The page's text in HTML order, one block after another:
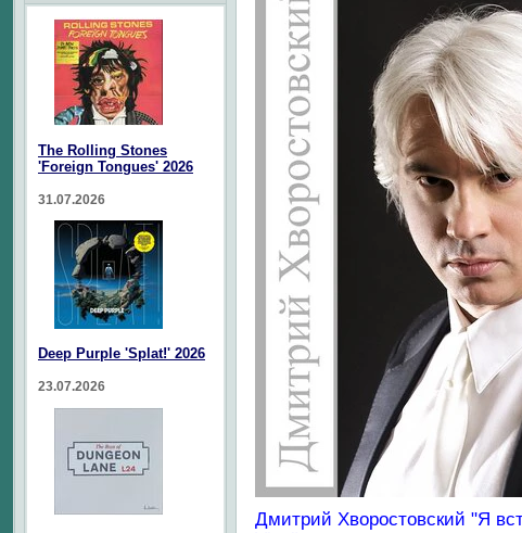
Дмитрий Хворостовский "Я
The Rolling Stones
'Foreign Tongues' 2026
31.07.2026
Deep Purple 'Splat!' 2026
23.07.2026